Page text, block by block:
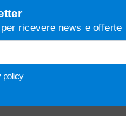
ricevere news e offerte
policy